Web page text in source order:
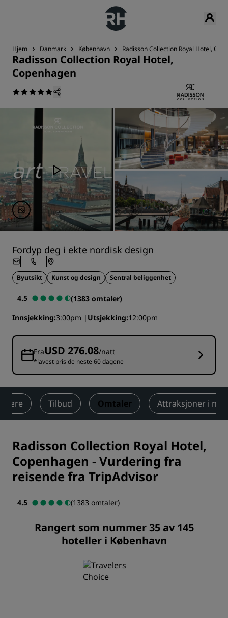
Hjem Danmark København Radisson Collection Royal Hotel,
Radisson Collection Royal Hotel,
Copenhagen
Fordyp deg i ekte nordisk design
Byutsikt Kunst og design Sentral beliggenhet
4.5
(1383 omtaler)
Innsjekking 3:00pm Utsjekking 12:00pm
FraUSD 276.08/natt
*lavest pris de neste 60 dagene
Tilbud Omtaler Attraksjoner i
Radisson Collection Royal Hotel,
Copenhagen - Vurdering fra
reisende fra TripAdvisor
4.5 (1383 omtaler)
Rangert som nummer 35 av 145
hoteller i København